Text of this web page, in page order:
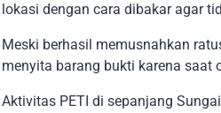
lokasi dengan cara dibakar agar
Meski berhasil memusnahkan
menyita barang bukti karena saat
Aktivitas PETI di sepanjang